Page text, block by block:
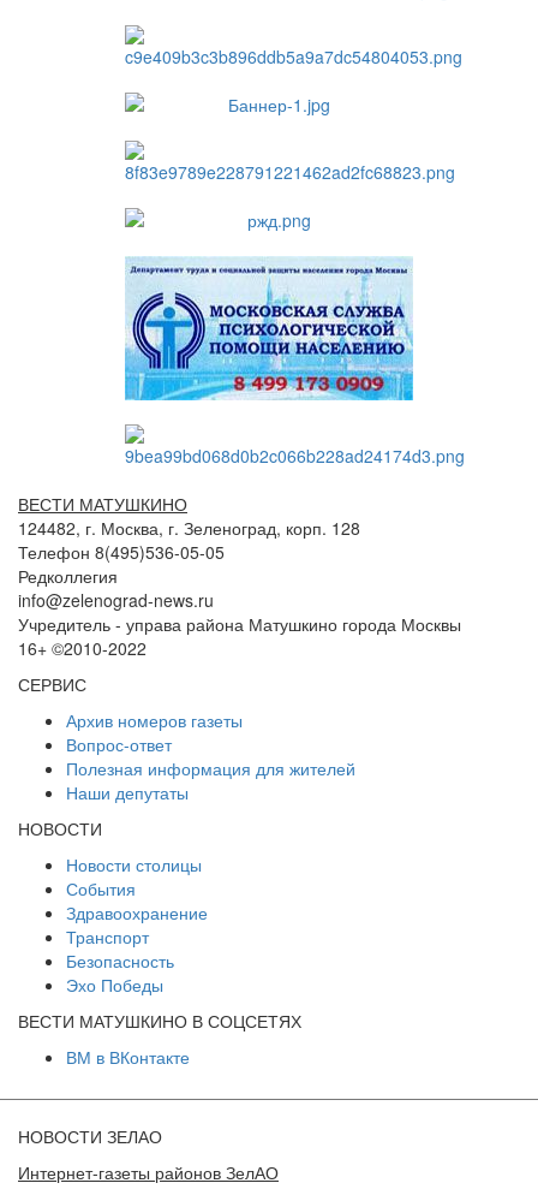
ВЕСТИ МАТУШКИНО
124482, г. Москва, г. Зеленоград, корп. 128
Телефон 8(495)536-05-05
Редколлегия
info@zelenograd-news.ru
Учредитель - управа района Матушкино города Москвы
16+ ©2010-2022
СЕРВИС
Архив номеров газеты
Вопрос-ответ
Полезная информация для жителей
Наши депутаты
НОВОСТИ
Новости столицы
События
Здравоохранение
Транспорт
Безопасность
Эхо Победы
ВЕСТИ МАТУШКИНО В СОЦСЕТЯХ
ВМ в ВКонтакте
НОВОСТИ ЗЕЛАО
Интернет-газеты районов ЗелАО